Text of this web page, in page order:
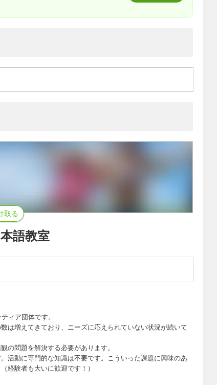
取る
語教室
ィア団体です。
は増えてきており、ニーズに応えられていない状況が続いて
の問題を解決する必要があります。
活動に専門的な知識は不要です。こういった課題に興味のあ
経験者も大いに歓迎です！）